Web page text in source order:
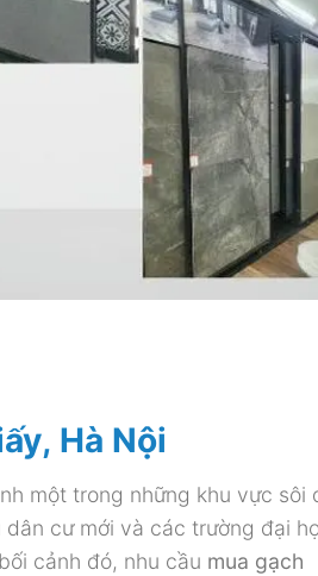
Hà Nội
một trong những khu vực sôi
cư mới và các trường đại
cảnh đó, nhu cầu mua gạch